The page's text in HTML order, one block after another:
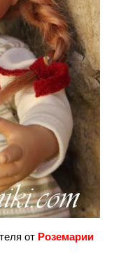
от Роземарии